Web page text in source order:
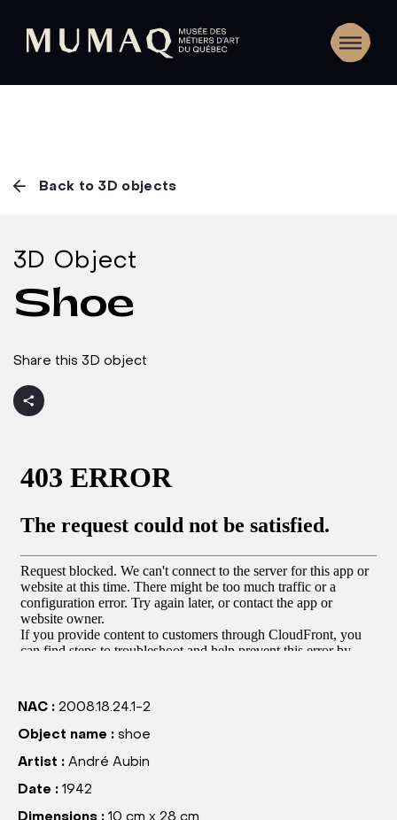
Back to 3D objects
3D Object
Shoe
Share this 3D object
NAC : 2008.18.24.1-2
Object name : shoe
Artist : André Aubin
Date : 1942
Dimensions : 10 cm x 28 cm